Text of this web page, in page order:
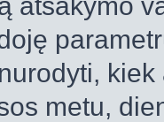
metu,